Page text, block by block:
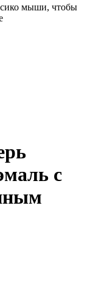
мыши, чтобы
с